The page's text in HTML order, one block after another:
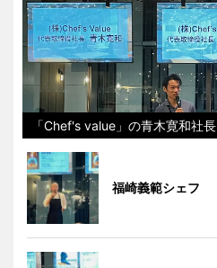
「Chef's value」の青木寛和社長
福崎義範シェフ